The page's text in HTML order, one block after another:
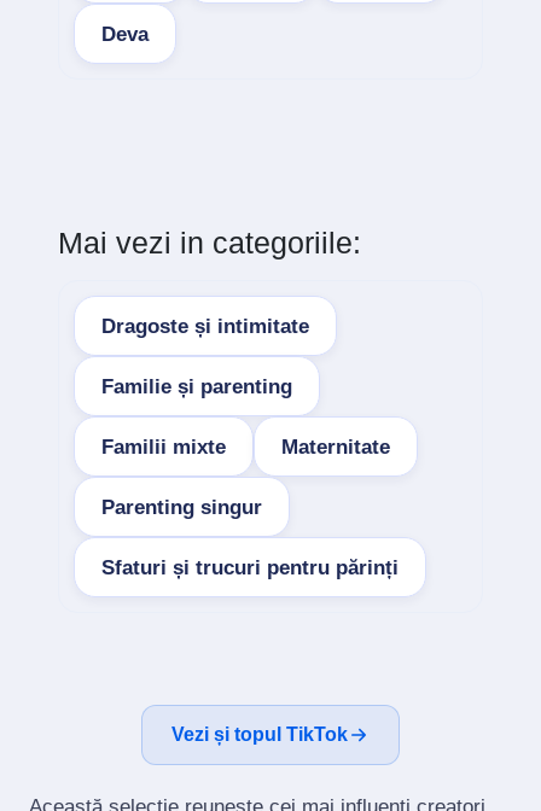
Deva
Mai vezi in categoriile:
Dragoste și intimitate
Familie și parenting
Familii mixte Maternitate
Parenting singur
Sfaturi și trucuri pentru părinți
Vezi și topul TikTok